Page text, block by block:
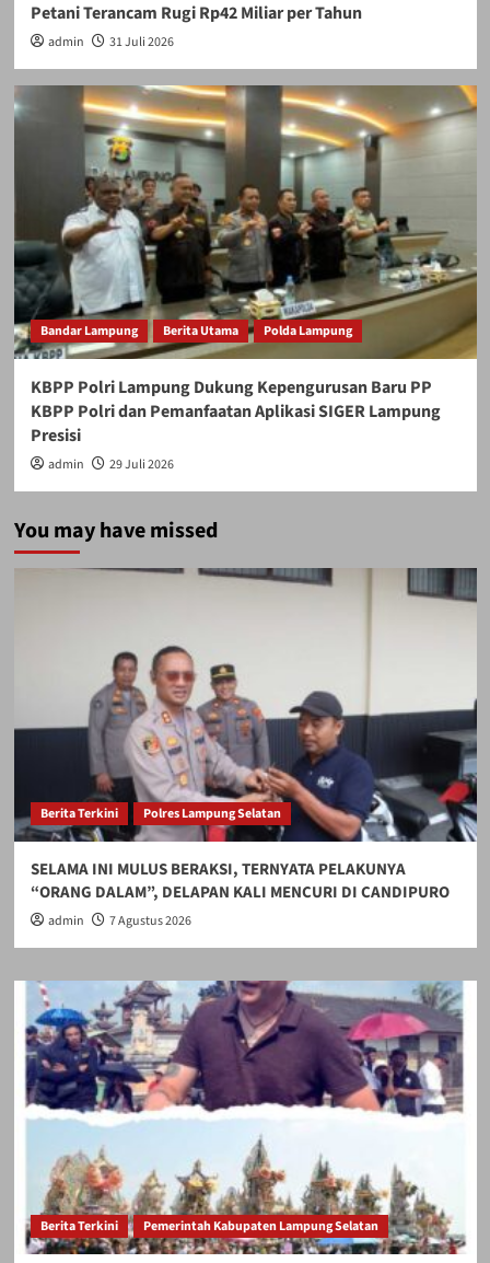
Petani Terancam Rugi Rp42 Miliar per Tahun
admin 31 Juli 2026
Bandar Lampung Berita Utama Polda Lampung
KBPP Polri Lampung Dukung Kepengurusan Baru PP
KBPP Polri dan Pemanfaatan Aplikasi SIGER Lampung
Presisi
admin 29 Juli 2026
You may have missed
Berita Terkini Polres Lampung Selatan
SELAMA INI MULUS BERAKSI, TERNYATA PELAKUNYA
“ORANG DALAM”, DELAPAN KALI MENCURI DI CANDIPURO
admin 7 Agustus 2026
Berita Terkini Pemerintah Kabupaten Lampung Selatan